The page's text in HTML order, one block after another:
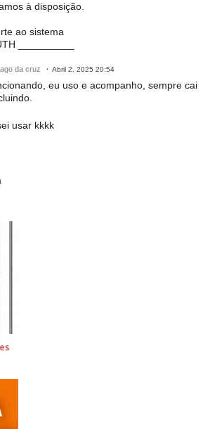
à disposição.
ao sistema
__________
da cruz Abril 2, 2025 20:54
eu uso e acompanho, sempre cai
usar kkkk